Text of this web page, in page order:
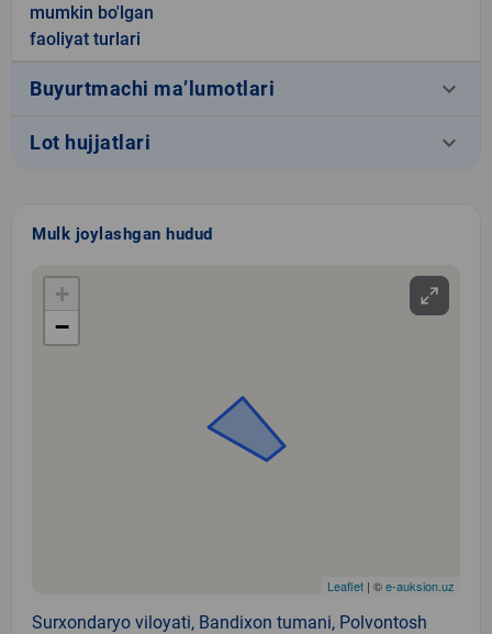
mumkin bo'lgan
faoliyat turlari
Buyurtmachi ma’lumotlari keyboard_arrow_down
Lot hujjatlari keyboard_arrow_down
Mulk joylashgan hudud
+
−
Leaflet | ©e-auksion.uz
Surxondaryo viloyati, Bandixon tumani, Polvontosh